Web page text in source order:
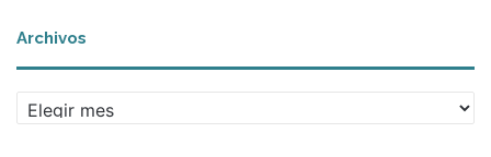
Archivos
r